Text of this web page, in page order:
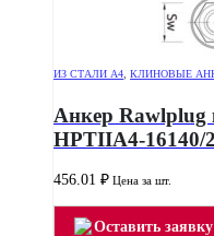
ИЗ СТАЛИ А4, КЛИНОВЫЕ
Анкер Rawlplug
HPTIIA4-16140/
456.01 ₽ Цена за шт.
Оставить заявку